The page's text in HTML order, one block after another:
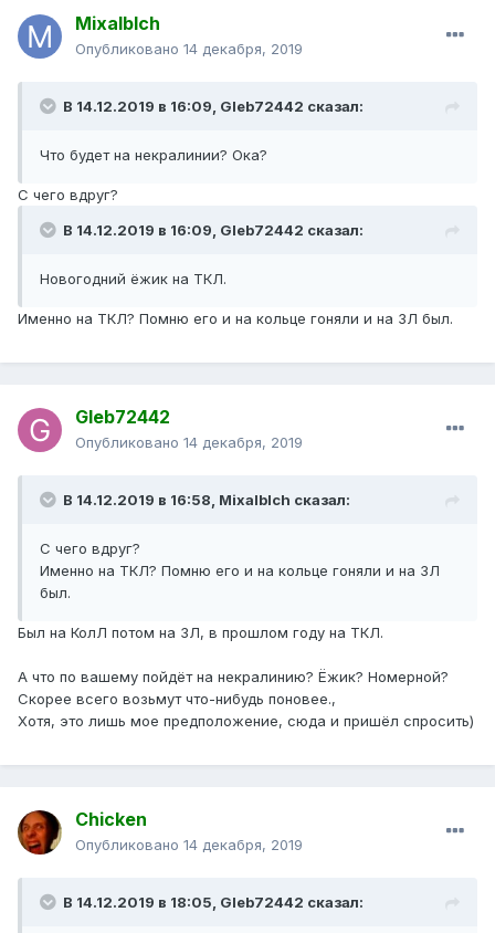
Mixalblch
Опубликовано 14 декабря, 2019
В 14.12.2019 в 16:09, Gleb72442 сказал:
Что будет на некралинии? Ока?
С чего вдруг?
В 14.12.2019 в 16:09, Gleb72442 сказал:
Новогодний ёжик на ТКЛ.
Именно на ТКЛ? Помню его и на кольце гоняли и на ЗЛ был.
Gleb72442
Опубликовано 14 декабря, 2019
В 14.12.2019 в 16:58, Mixalblch сказал:
С чего вдруг?
Именно на ТКЛ? Помню его и на кольце гоняли и на ЗЛ
был.
Был на КолЛ потом на ЗЛ, в прошлом году на ТКЛ.
А что по вашему пойдёт на некралинию? Ёжик? Номерной?
Скорее всего возьмут что-нибудь поновее.,
Хотя, это лишь мое предположение, сюда и пришёл спросить)
Chicken
Опубликовано 14 декабря, 2019
В 14.12.2019 в 18:05, Gleb72442 сказал: